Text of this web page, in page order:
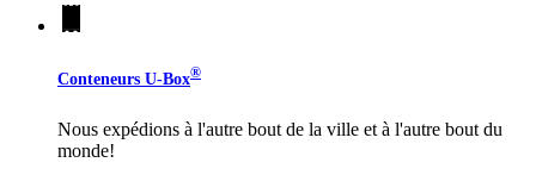
Conteneurs U-Box®
Nous expédions à l'autre bout de la ville et à l'autre bout du
monde!